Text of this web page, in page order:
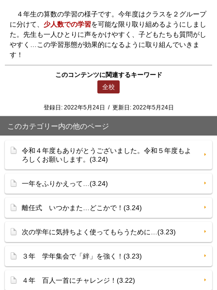
４年生の算数の学習の様子です。今年度はクラスを２グループ
に分けて、 少人数での学習を可能な限り取り組めるようにしまし
た。先生も一人ひとりに声をかけやすく、子どもたちも質問がし
やすく…この学習形態が効果的になるように取り組んでいきま
す！
このコンテンツに関連するキーワード
全校
登録日: 2022年5月24日 / 更新日: 2022年5月24日
このカテゴリー内の他のページ
令和４年度もありがとうございました。令和５年度もよ
ろしくお願いします。(3.24)
一年をふりかえって…(3.24)
離任式 いつかまた…どこかで！(3.24)
次の学年に気持ちよく使ってもらうために…(3.23)
３年 学年集会で「絆」を強く！(3.23)
４年 百人一首にチャレンジ！(3.22)